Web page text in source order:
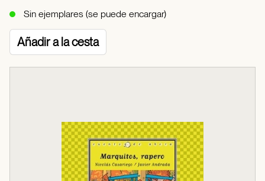
Sin ejemplares (se puede encargar)
Añadir a la cesta